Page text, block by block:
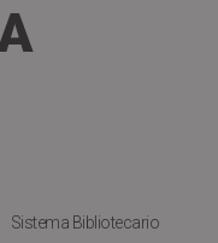
Sistema Bibliotecario